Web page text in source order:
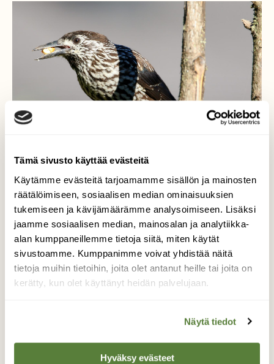
Tämä sivusto käyttää evästeitä
Käytämme evästeitä tarjoamamme sisällön ja mainosten
räätälöimiseen, sosiaalisen median ominaisuuksien
tukemiseen ja kävijämäärämme analysoimiseen. Lisäksi
jaamme sosiaalisen median, mainosalan ja analytiikka-
alan kumppaneillemme tietoja siitä, miten käytät
sivustoamme. Kumppanimme voivat yhdistää näitä
tietoja muihin tietoihin, joita olet antanut heille tai joita on
kerätty, kun olet käyttänyt heidän palvelujaan.
Näytä tiedot
Hyväksy evästeet
Pähkinähakki ruokailee
Pähkinähakki (itäinen alalaji) sembramännyn
siemen nokassa riukuaidalla.
TAKAISIN LISTAAN